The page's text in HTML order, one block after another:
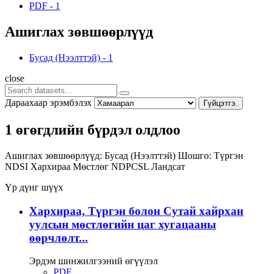
PDF - 1
Ашиглах зөвшөөрлүүд
Бусад (Нээлттэй) - 1
close
Дараахаар эрэмбэлэх Гүйцэтгэ.
1 өгөгдлийн бүрдэл олдлоо
Ашиглах зөвшөөрлүүд: Бусад (Нээлттэй) Шошго: Түргэн
NDSI Хархираа Мөстлөг NDPCSL Ландсат
Үр дүнг шүүх
Хархираа, Түргэн болон Сутай хайрхан
уулсын мөстлөгийн цаг хугацааны
өөрчлөлт...
Эрдэм шинжилгээний өгүүлэл